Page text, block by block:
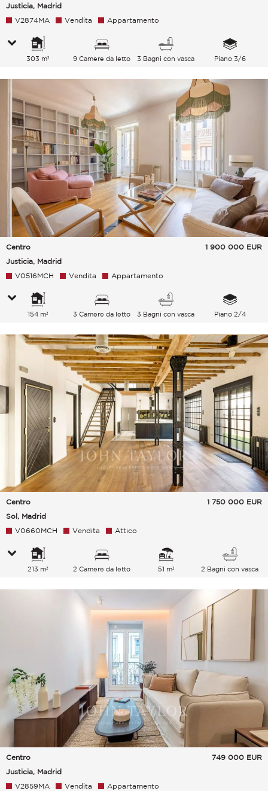
Justicia, Madrid
V2874MA Vendita Appartamento
303 m² 9 Camere da letto 3 Bagni con vasca Piano 3/6
Centro
Justicia, Madrid
1 900 000 EUR
V0516MCH Vendita Appartamento
154 m² 3 Camere da letto 3 Bagni con vasca Piano 2/4
Centro
Sol, Madrid
1 750 000 EUR
V0660MCH Vendita Attico
213 m² 2 Camere da letto 51 m² 2 Bagni con vasca
Centro
Justicia, Madrid
749 000 EUR
V2859MA Vendita Appartamento